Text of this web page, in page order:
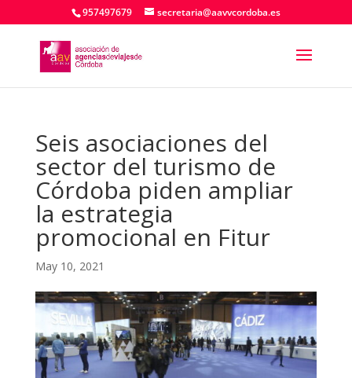
957497679 secretaria@aavvcordoba.es
Seis asociaciones del
sector del turismo de
Córdoba piden ampliar
la estrategia
promocional en Fitur
May 10, 2021